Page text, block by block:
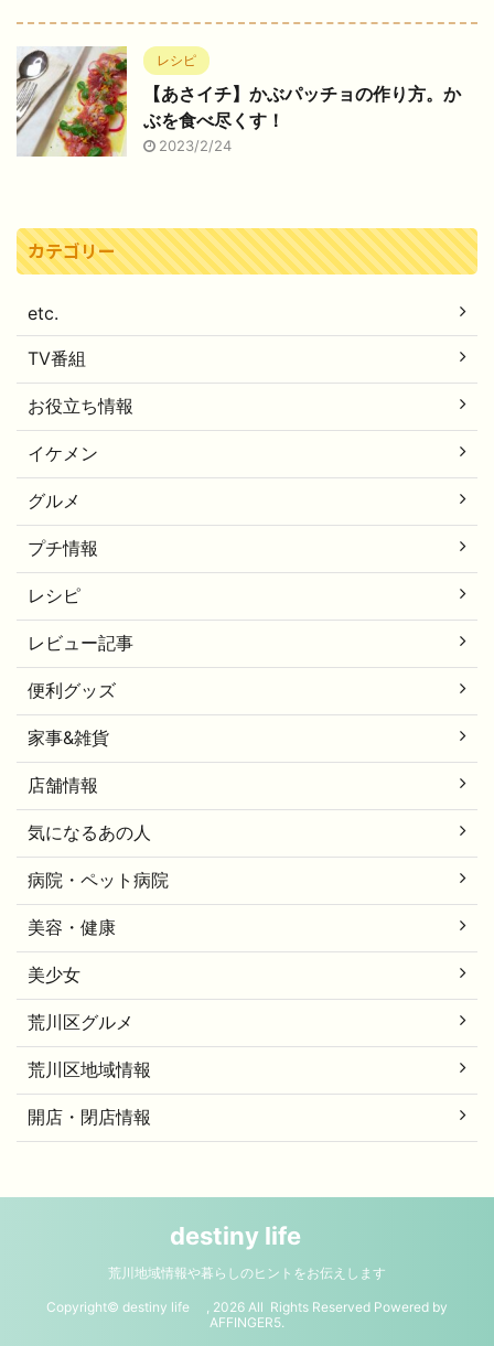
レシピ
【あさイチ】かぶパッチョの作り方。か
ぶを食べ尽くす！
2023/2/24
カテゴリー
etc.
TV番組
お役立ち情報
イケメン
グルメ
プチ情報
レシピ
レビュー記事
便利グッズ
家事&雑貨
店舗情報
気になるあの人
病院・ペット病院
美容・健康
美少女
荒川区グルメ
荒川区地域情報
開店・閉店情報
destiny life
荒川地域情報や暮らしのヒントをお伝えします
Copyright© destiny life , 2026 All Rights Reserved Powered by
AFFINGER5.